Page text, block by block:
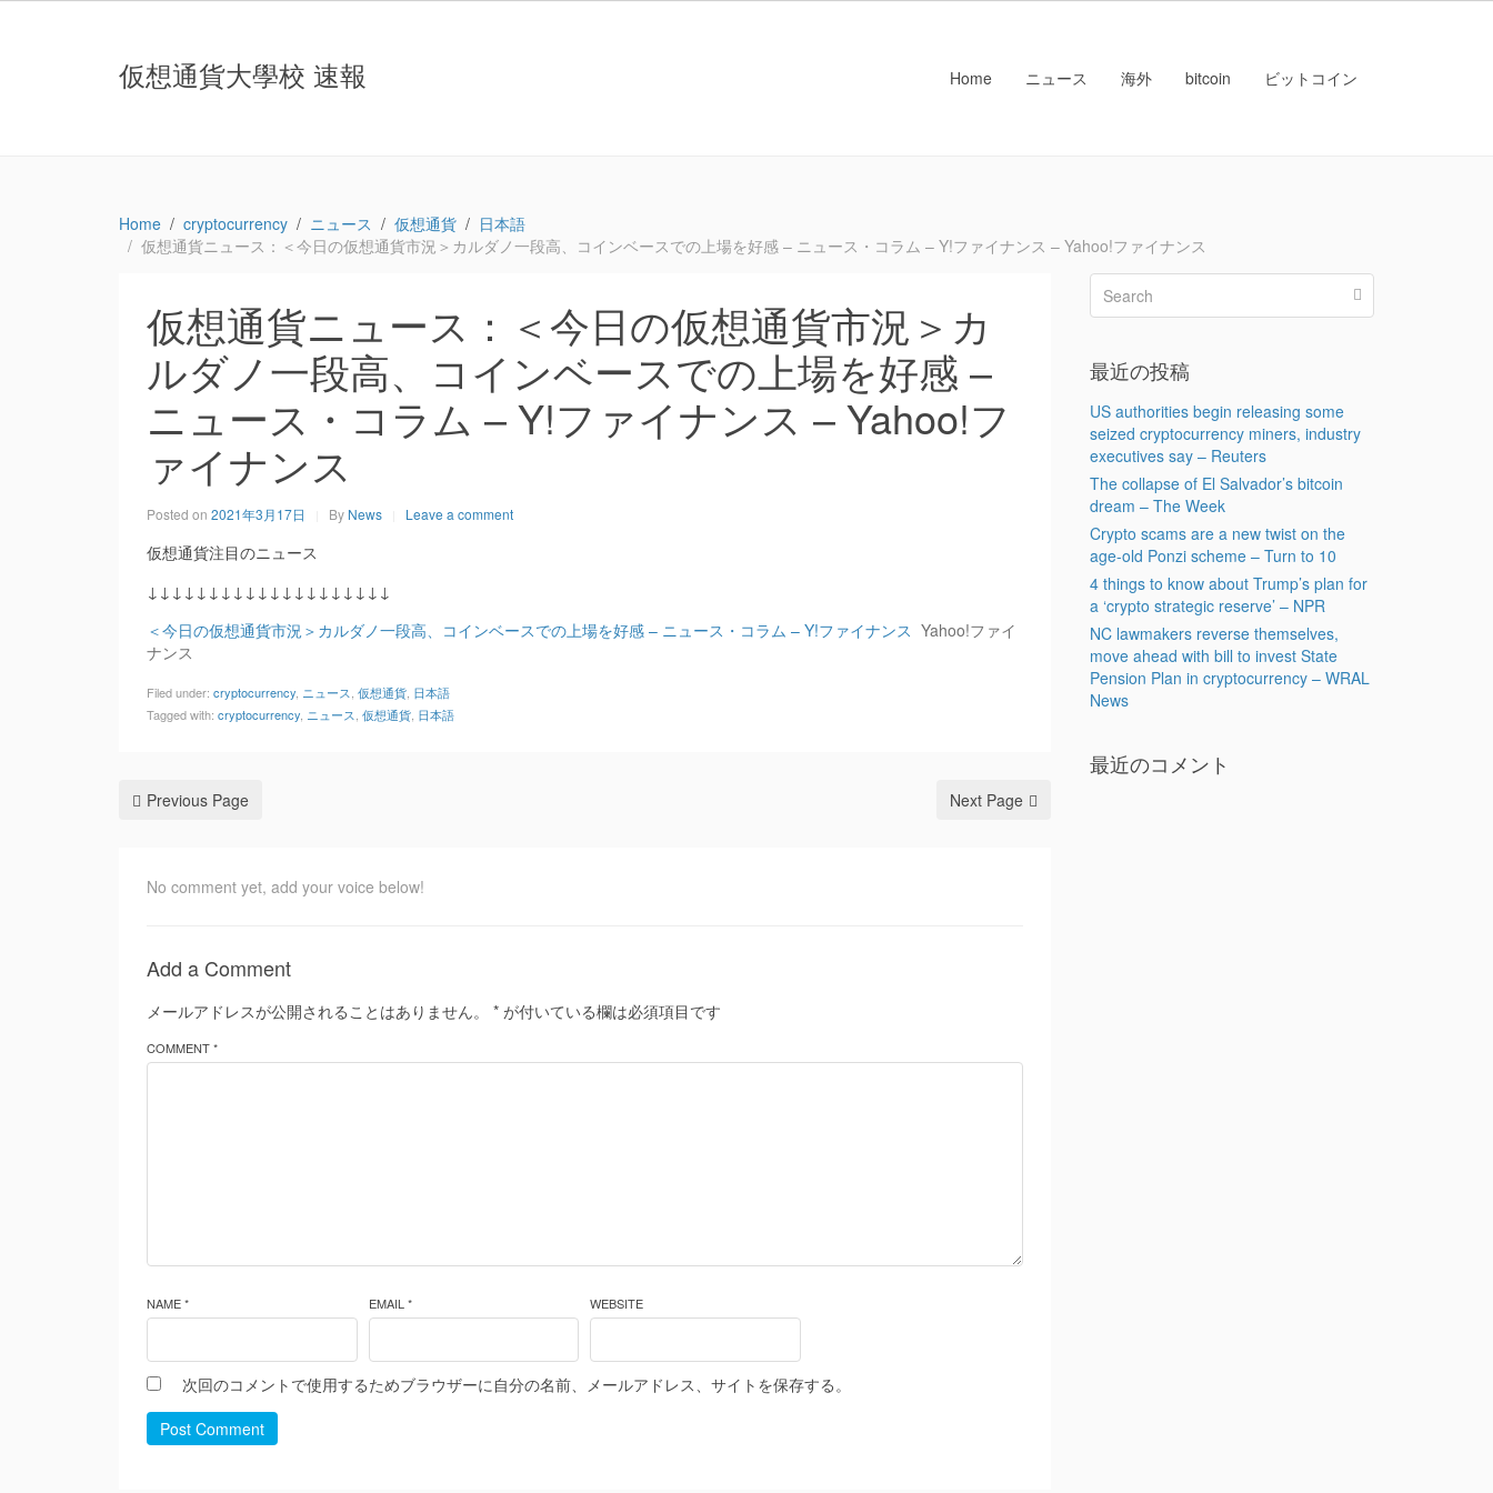
仮想通貨大學校 速報 Home ニュース 海外 bitcoin ビットコイン
Home cryptocurrency ニュース 仮想通貨
日本語
仮想通貨ニュース：＜今日の仮想通貨市況＞カルダノ一段高、コインベースでの上場を好感 – ニュース・コラム – Y!ファイナンス – Yahoo!ファイナンス
仮想通貨ニュース：＜今日の仮想通貨市況＞カ
ルダノ一段高、コインベースでの上場を好感 –
ニュース・コラム – Y!ファイナンス – Yahoo!フ
ァイナンス
Posted on 2021年3月17日 By News Leave a comment
仮想通貨注目のニュース
↓↓↓↓↓↓↓↓↓↓↓↓↓↓↓↓↓↓↓↓
＜今日の仮想通貨市況＞カルダノ一段高、コインベースでの上場を好感 – ニュース・コラム – Y!ファイナンス Yahoo!ファイ
ナンス
Filed under: cryptocurrency ニュース 仮想通貨 日本語
Tagged with: cryptocurrency ニュース 仮想通貨 日本語
Previous Page Next Page
No comment yet, add your voice below!
Add a Comment
メールアドレスが公開されることはありません。 * が付いている欄は必須項目です
COMMENT *
NAME * EMAIL * WEBSITE
次回のコメントで使用するためブラウザーに自分の名前、メールアドレス、サイトを保存する。
Post Comment
最近の投稿
US authorities begin releasing some
seized cryptocurrency miners, industry
executives say – Reuters
The collapse of El Salvador’s bitcoin
dream – The Week
Crypto scams are a new twist on the
age-old Ponzi scheme – Turn to 10
4 things to know about Trump’s plan for
a ‘crypto strategic reserve’ – NPR
NC lawmakers reverse themselves,
move ahead with bill to invest State
Pension Plan in cryptocurrency – WRAL
News
最近のコメント